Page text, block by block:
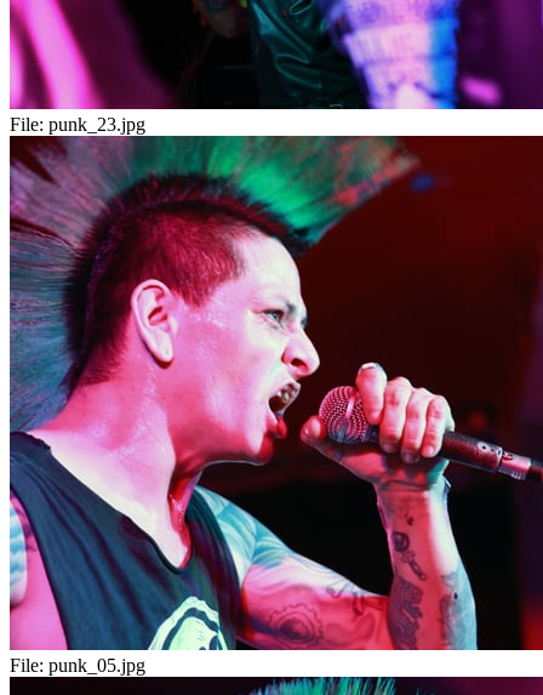
File: punk_23.jpg
File: punk_05.jpg